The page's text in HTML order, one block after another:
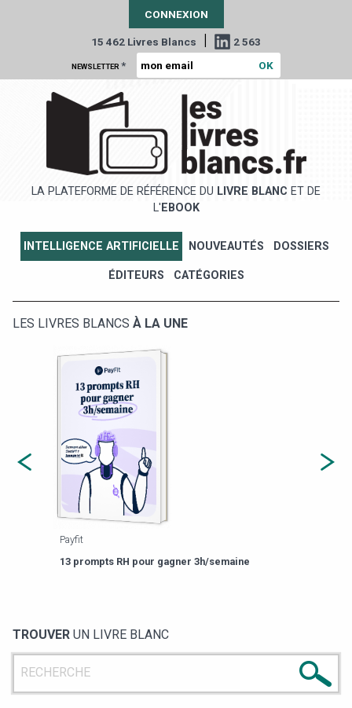
CONNEXION
15 462 Livres Blancs | 2 563
NEWSLETTER *
LA PLATEFORME DE RÉFÉRENCE DU LIVRE BLANC ET DE
L' EBOOK
INTELLIGENCE ARTIFICIELLE NOUVEAUTÉS DOSSIERS
ÉDITEURS CATÉGORIES
LES LIVRES BLANCS À LA UNE
Payfit
13 prompts RH pour gagner 3h/semaine
TROUVER UN LIVRE BLANC